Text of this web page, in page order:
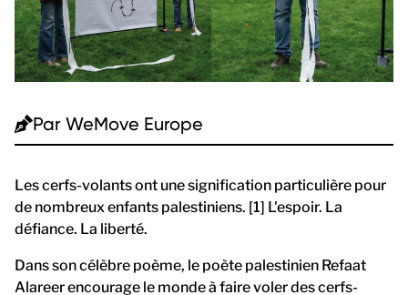
Par WeMove Europe
Les cerfs-volants ont une signification particulière pour
de nombreux enfants palestiniens. [1] L'espoir. La
défiance. La liberté.
Dans son célèbre poème, le poète palestinien Refaat
Alareer encourage le monde à faire voler des cerfs-